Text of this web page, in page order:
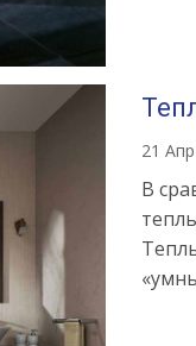
21
В